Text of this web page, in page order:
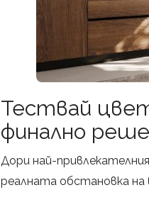
Тествай
финално
Дори най-
реалната обстановка на